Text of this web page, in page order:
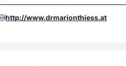
http://www.drmarionthiess.at